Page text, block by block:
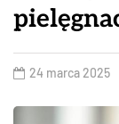
24 marca 2025